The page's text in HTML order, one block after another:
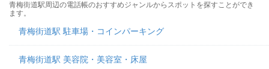
青梅街道駅周辺の電話帳のおすすめジャンルからスポットを探すことができ
ます。
青梅街道駅 駐車場・コインパーキング
青梅街道駅 美容院・美容室・床屋